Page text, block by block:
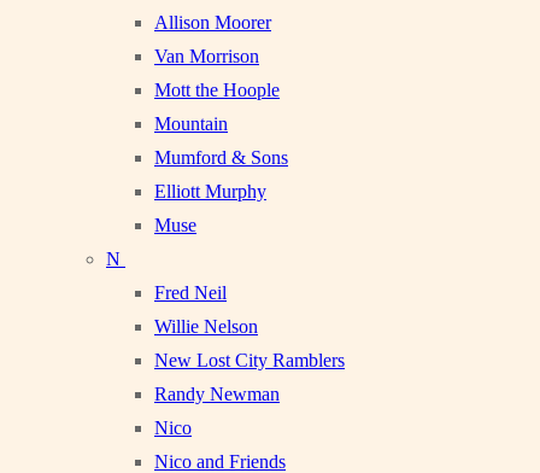
Allison Moorer
Van Morrison
Mott the Hoople
Mountain
Mumford & Sons
Elliott Murphy
Muse
N
Fred Neil
Willie Nelson
New Lost City Ramblers
Randy Newman
Nico
Nico and Friends